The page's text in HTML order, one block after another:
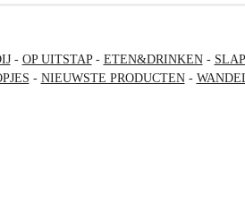
- OP UITSTAP- ETEN&DRINKEN-
- NIEUWSTE PRODUCTEN-